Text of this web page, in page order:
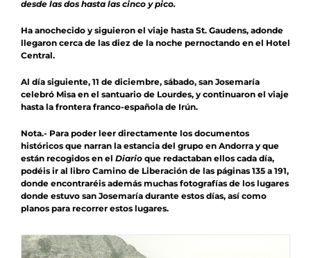
desde las dos hasta las cinco y pico.
Ha anochecido y siguieron el viaje hasta St. Gaudens, adonde
llegaron cerca de las diez de la noche pernoctando en el Hotel
Central.
Al día siguiente, 11 de diciembre, sábado, san Josemaría
celebró Misa en el santuario de Lourdes, y continuaron el viaje
hasta la frontera franco-española de Irún.
Nota.- Para poder leer directamente los documentos
históricos que narran la estancia del grupo en Andorra y que
están recogidos en el Diario que redactaban ellos cada día,
podéis ir al libro Camino de Liberación de las páginas 135 a 191,
donde encontraréis además muchas fotografías de los lugares
donde estuvo san Josemaría durante estos días, así como
planos para recorrer estos lugares.